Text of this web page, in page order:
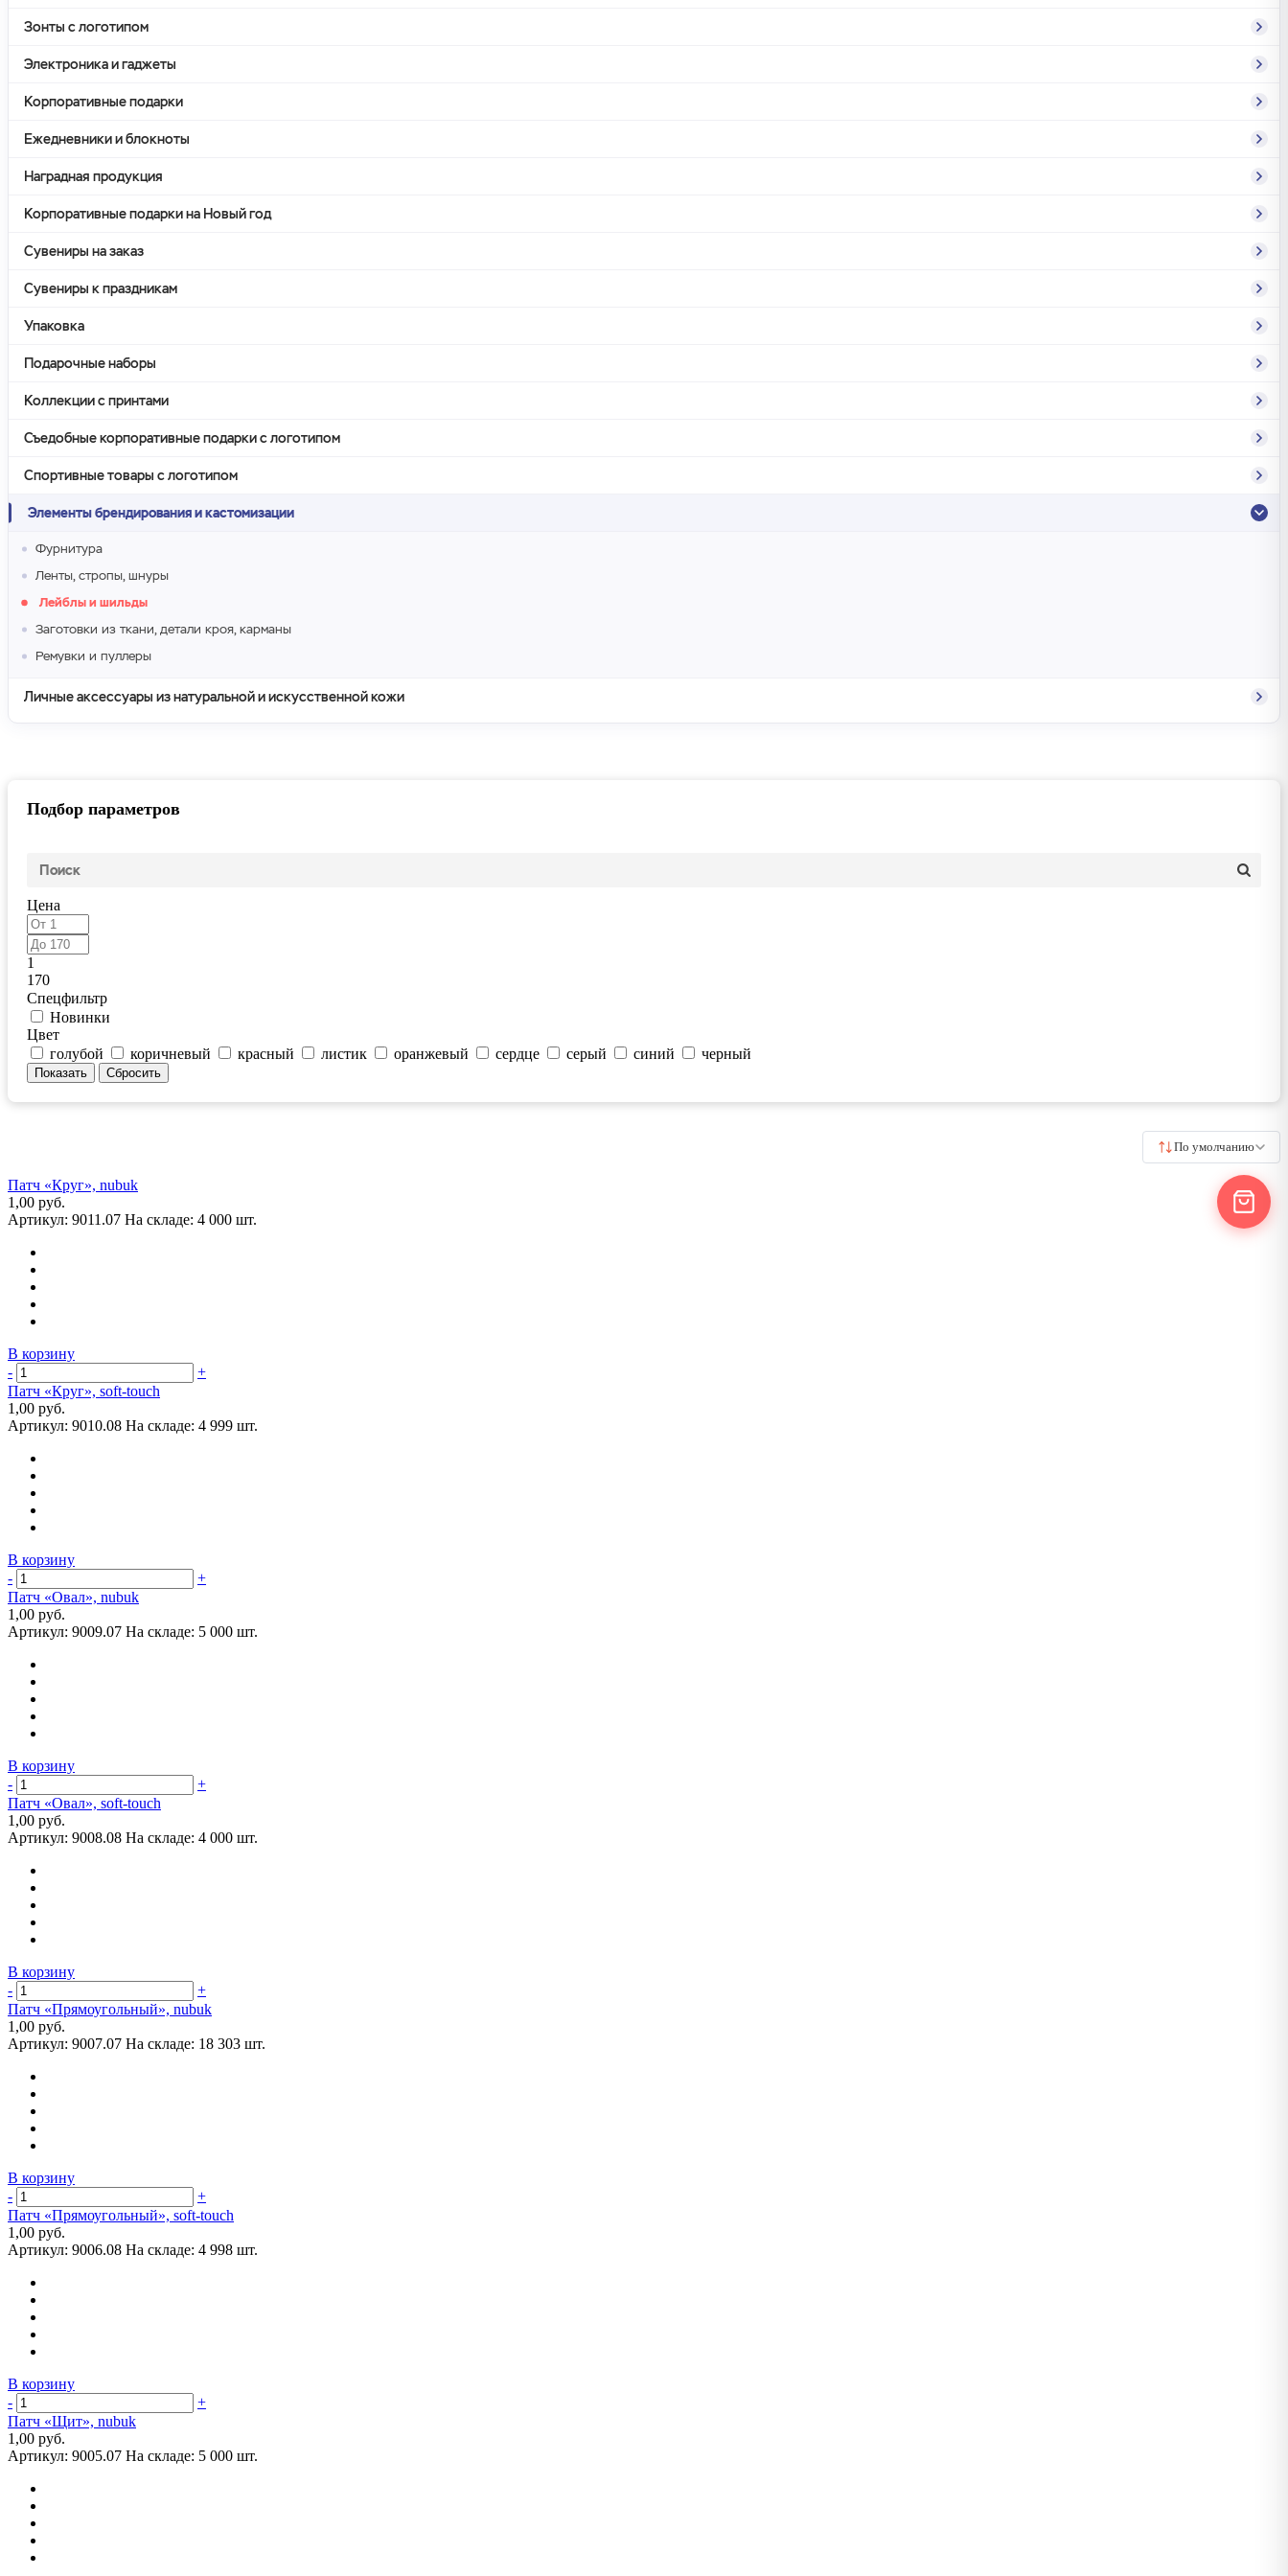
Зонты с логотипом
Электроника и гаджеты
Корпоративные подарки
Ежедневники и блокноты
Наградная продукция
Корпоративные подарки на Новый год
Сувениры на заказ
Сувениры к праздникам
Упаковка
Подарочные наборы
Коллекции с принтами
Съедобные корпоративные подарки с логотипом
Спортивные товары с логотипом
Элементы брендирования и кастомизации
Фурнитура
Ленты, стропы, шнуры
Лейблы и шильды
Заготовки из ткани, детали кроя, карманы
Ремувки и пуллеры
Личные аксессуары из натуральной и искусственной кожи
Подбор параметров
Цена
1
170
Спецфильтр
Новинки
Цвет
голубой
коричневый красный листик оранжевый сердце серый синий черный
По умолчанию
Патч «Круг», nubuk
1,00 руб.
Артикул: 9011.07 На складе: 4 000 шт.
В корзину
-
+
Патч «Круг», soft-touch
1,00 руб.
Артикул: 9010.08 На складе: 4 999 шт.
В корзину
-
+
Патч «Овал», nubuk
1,00 руб.
Артикул: 9009.07 На складе: 5 000 шт.
В корзину
-
+
Патч «Овал», soft-touch
1,00 руб.
Артикул: 9008.08 На складе: 4 000 шт.
В корзину
-
+
Патч «Прямоугольный», nubuk
1,00 руб.
Артикул: 9007.07 На складе: 18 303 шт.
В корзину
-
+
Патч «Прямоугольный», soft-touch
1,00 руб.
Артикул: 9006.08 На складе: 4 998 шт.
В корзину
-
+
Патч «Щит», nubuk
1,00 руб.
Артикул: 9005.07 На складе: 5 000 шт.